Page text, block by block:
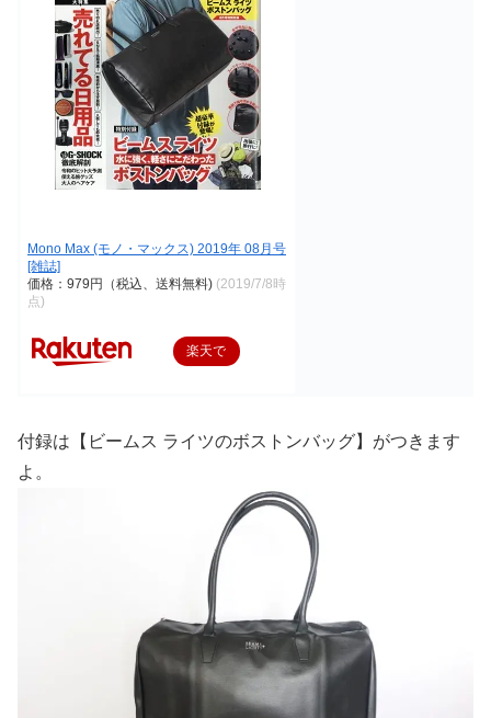
Mono Max (モノ・マックス) 2019年 08月号
[雑誌]
価格：979円（税込、送料無料) (2019/7/8時
点)
楽天で
付録は【ビームス ライツのボストンバッグ】がつきます
よ。